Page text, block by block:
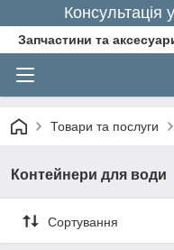
Запчастини та
Товари та послуги
Контейнери для води
Сортування